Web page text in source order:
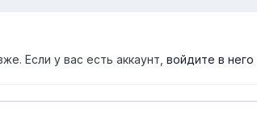
Если у вас есть аккаунт, войдите в него